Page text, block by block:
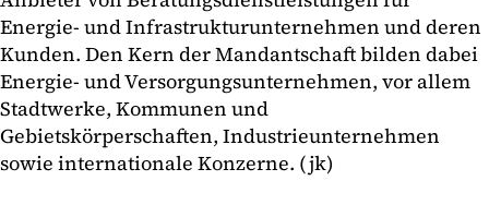
Energie- und Infrastrukturunternehmen und deren
Kunden. Den Kern der Mandantschaft bilden dabei
Energie- und Versorgungsunternehmen, vor allem
Stadtwerke, Kommunen und
Gebietskörperschaften, Industrieunternehmen
sowie internationale Konzerne. (jk)